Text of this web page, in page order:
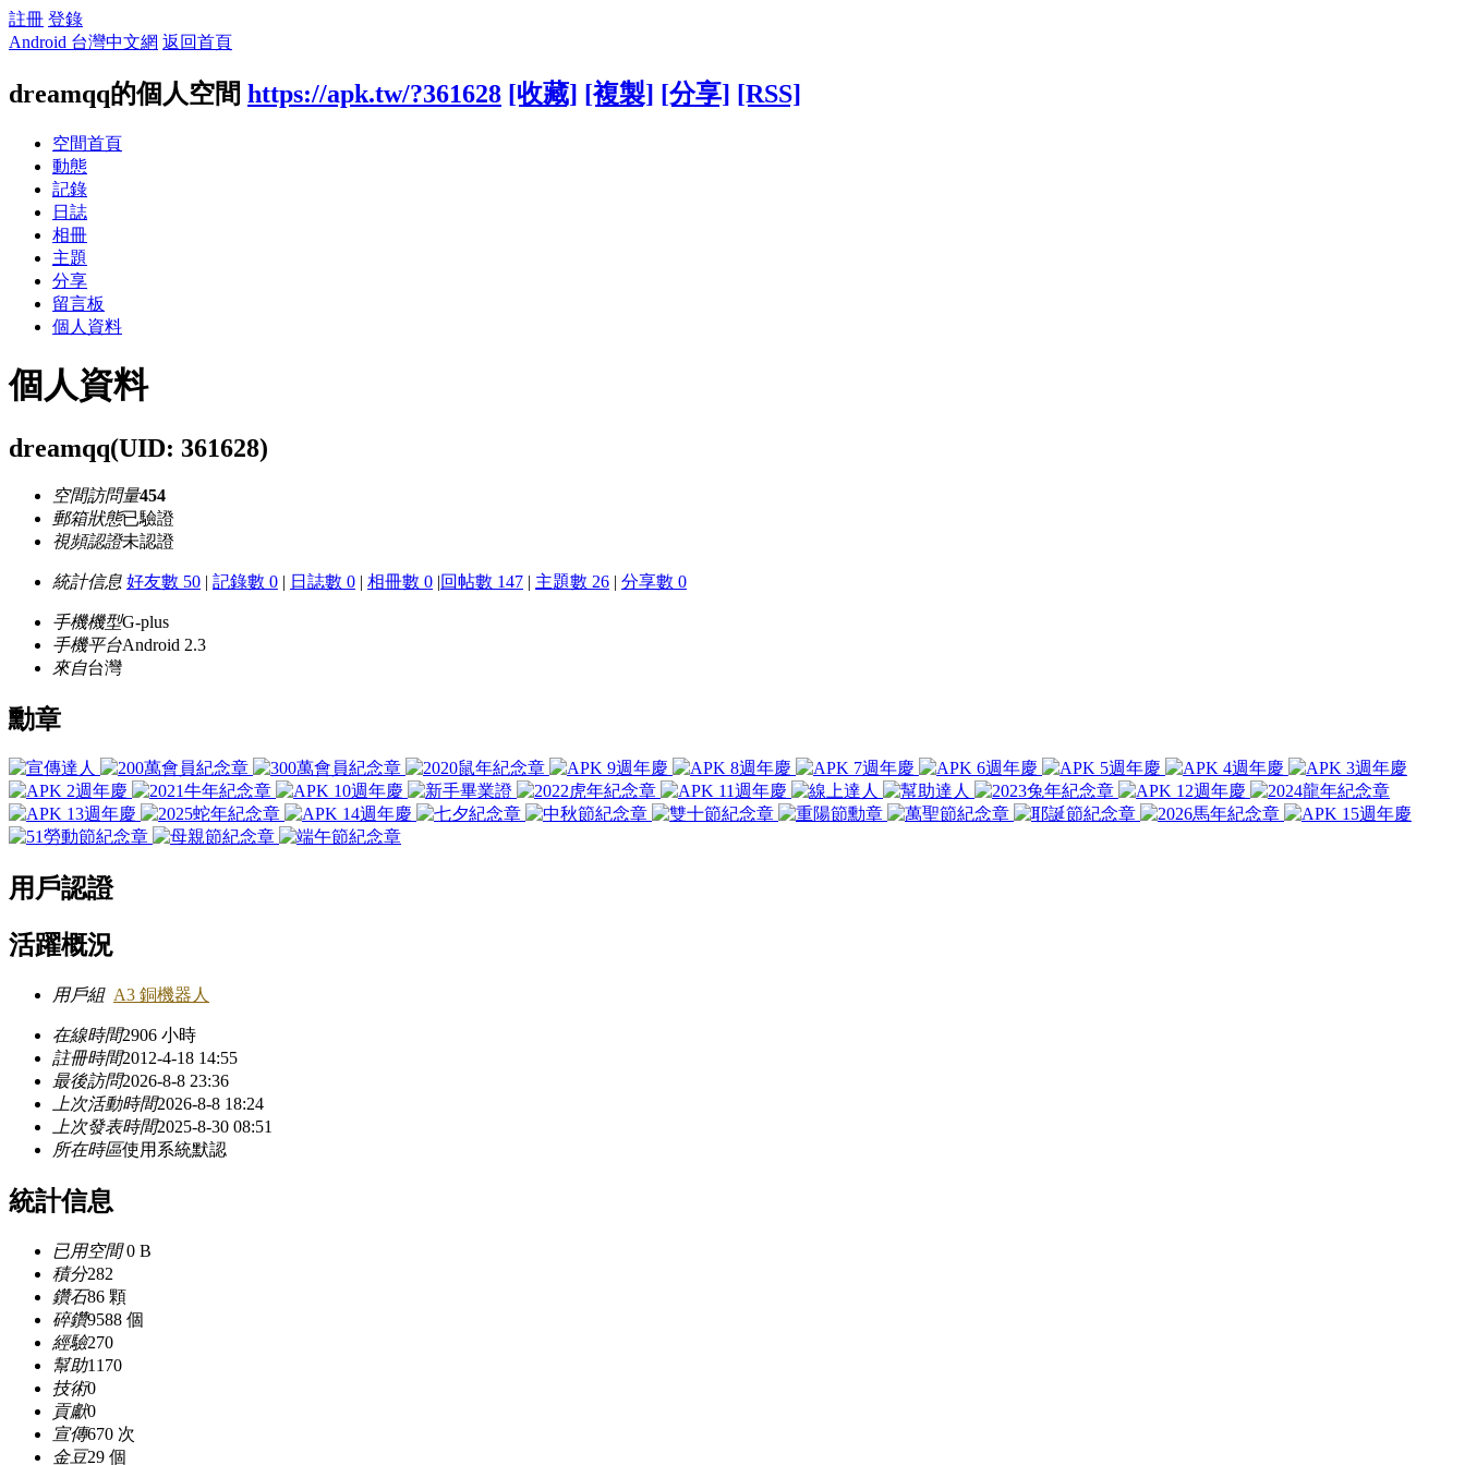
註冊 登錄
Android 台灣中文網 返回首頁
dreamqq的個人空間 https://apk.tw/?361628 [收藏] [複製] [分享] [RSS]
空間首頁
動態
記錄
日誌
相冊
主題
分享
留言板
個人資料
個人資料
dreamqq(UID: 361628)
空間訪問量454
郵箱狀態已驗證
視頻認證未認證
統計信息 好友數 50 | 記錄數 0 | 日誌數 0 | 相冊數 0 |回帖數 147 | 主題數 26 | 分享數 0
手機機型G-plus
手機平台Android 2.3
來自台灣
勳章
用戶認證
活躍概況
用戶組 A3 銅機器人
在線時間2906 小時
註冊時間2012-4-18 14:55
最後訪問2026-8-8 23:36
上次活動時間2026-8-8 18:24
上次發表時間2025-8-30 08:51
所在時區使用系統默認
統計信息
已用空間0 B
積分282
鑽石86 顆
碎鑽9588 個
經驗270
幫助1170
技術0
貢獻0
宣傳670 次
金豆29 個